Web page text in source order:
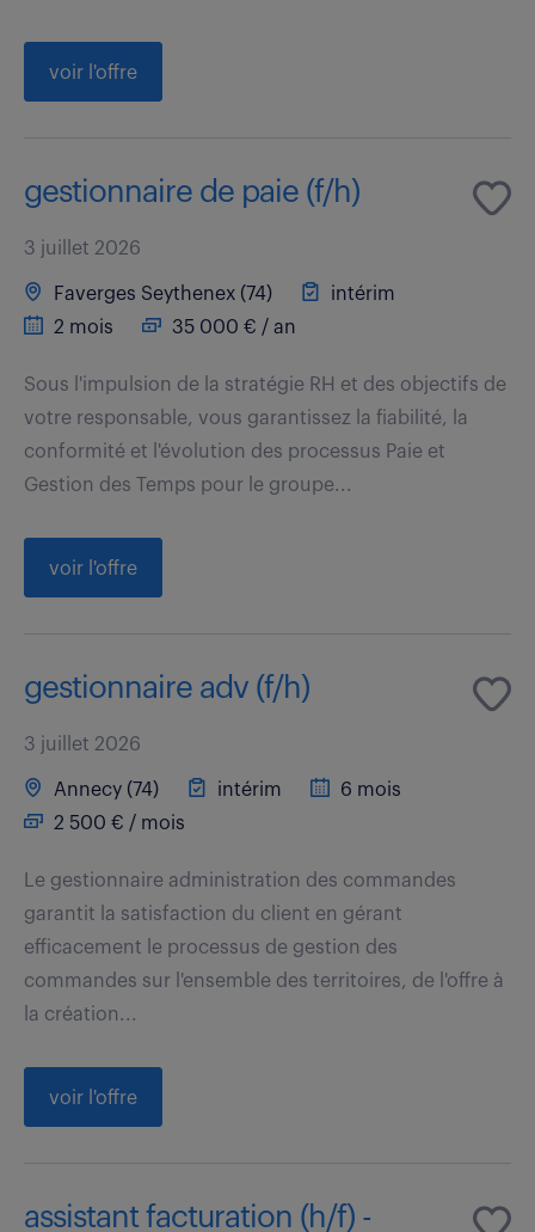
voir l'offre
gestionnaire de paie (f/h)
3 juillet 2026
Faverges Seythenex (74)
intérim
2 mois
35 000 € / an
Sous l'impulsion de la stratégie RH et des objectifs de
votre responsable, vous garantissez la fiabilité, la
conformité et l'évolution des processus Paie et
Gestion des Temps pour le groupe...
voir l'offre
gestionnaire adv (f/h)
3 juillet 2026
Annecy (74) intérim
6 mois
2 500 € / mois
Le gestionnaire administration des commandes
garantit la satisfaction du client en gérant
efficacement le processus de gestion des
commandes sur l'ensemble des territoires, de l'offre à
la création...
voir l'offre
assistant facturation (h/f) -